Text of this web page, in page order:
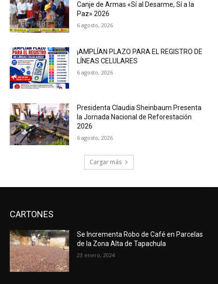
Canje de Armas «Sí al Desarme, Sí a la
Paz» 2026
6 agosto, 2026
¡AMPLÍAN PLAZO PARA EL REGISTRO DE
LÍNEAS CELULARES
6 agosto, 2026
Presidenta Claudia Sheinbaum Presenta
la Jornada Nacional de Reforestación
2026
6 agosto, 2026
Cargar más
CARTONES
Se Incrementa Robo de Café en Parcelas
de la Zona Alta de Tapachula
23 enero, 2024